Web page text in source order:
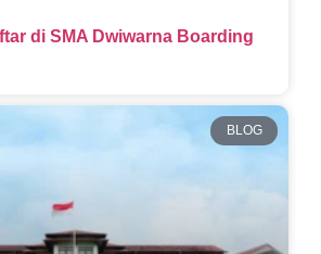
di SMA Dwiwarna Boarding
BLOG